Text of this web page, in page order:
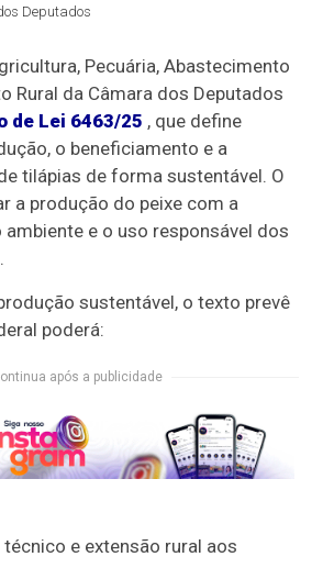
Deputados
Pecuária, Abastecimento
Rural da Câmara dos Deputados
de Lei 6463/25 , que define
o beneficiamento e a
tilápias de forma sustentável. O
a produção do peixe com a
e o uso responsável dos
sustentável, o texto prevê
poderá:
após a publicidade
e extensão rural aos